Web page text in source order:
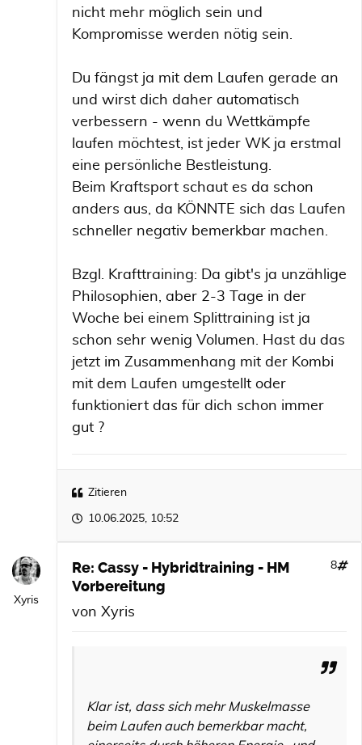
nicht mehr möglich sein und
Kompromisse werden nötig sein.
Du fängst ja mit dem Laufen gerade an
und wirst dich daher automatisch
verbessern - wenn du Wettkämpfe
laufen möchtest, ist jeder WK ja erstmal
eine persönliche Bestleistung.
Beim Kraftsport schaut es da schon
anders aus, da KÖNNTE sich das Laufen
schneller negativ bemerkbar machen.
Bzgl. Krafttraining: Da gibt's ja unzählige
Philosophien, aber 2-3 Tage in der
Woche bei einem Splittraining ist ja
schon sehr wenig Volumen. Hast du das
jetzt im Zusammenhang mit der Kombi
mit dem Laufen umgestellt oder
funktioniert das für dich schon immer
gut ?
Zitieren
10.06.2025, 10:52
Xyris
Re: Cassy - Hybridtraining - HM
Vorbereitung
8
von Xyris
Klar ist, dass sich mehr Muskelmasse
beim Laufen auch bemerkbar macht,